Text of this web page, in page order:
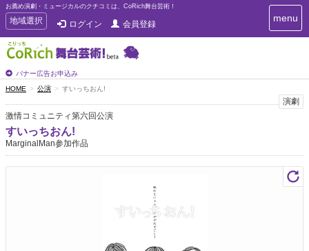
お薦め演劇・ミュージカルのクチコミは、CoRich舞台芸術！
T
o
g
g
e
n
a
v
i
g
a
地域選択 ログイン 会員登録
バナー広告お申込み
T
o
g
a
menu
HOME 公演 すいっちおん!
演劇
激情コミュニティ第六回公演
すいっちおん!
MarginalMan参加作品